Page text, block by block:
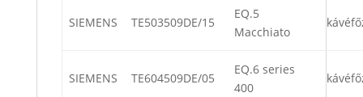
SIEMENS TE503509DE/15
EQ.5
Macchiato
SIEMENS TE604509DE/05
EQ.6 series
400